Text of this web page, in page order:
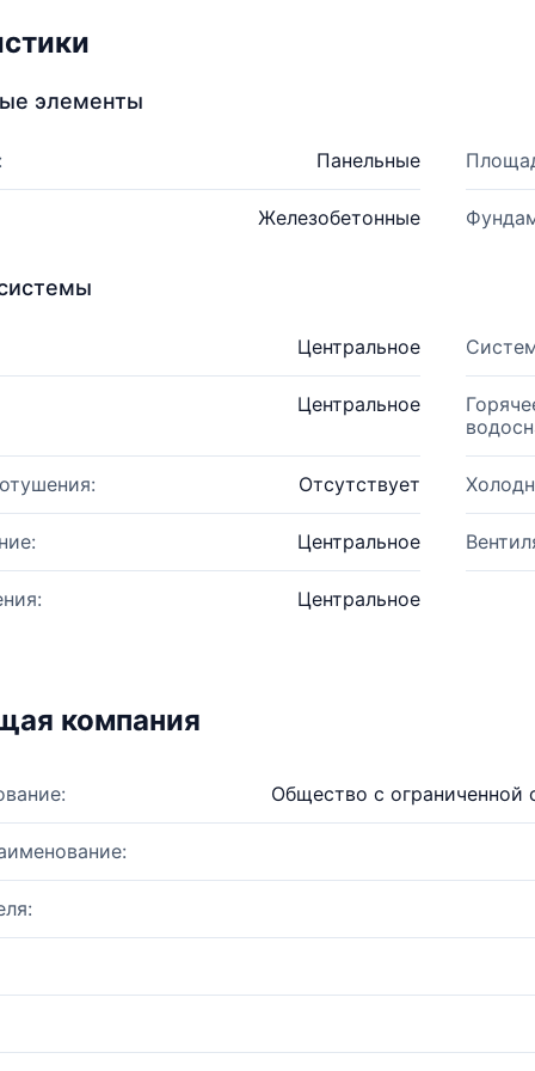
элементы
Панельные
Железобетонные
Центральное
Центральное
Отсутствует
Центральное
Центральное
компания
Общество с ограниченной